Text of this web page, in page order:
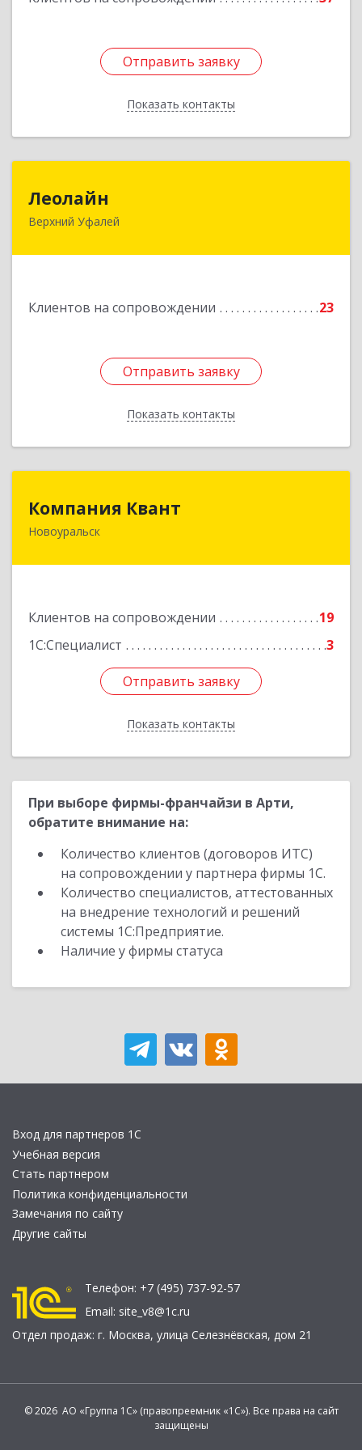
Отправить заявку
Показать контакты
Отправить заявку
Назад
Леолайн
Верхний Уфалей
Клиентов на сопровождении 23
Отправить заявку
Показать контакты
456800, Челябинская обл, Верхний Уфалей г,
Отправить заявку
Назад
Компания Квант
Новоуральск
Клиентов на сопровождении
19
1С:Специалист
3
Отправить заявку
Показать контакты
624130, Свердловская обл, Новоуральск г,
Отправить заявку
Назад
При выборе фирмы-франчайзи в Арти,
обратите внимание на:
Количество клиентов (договоров ИТС)
на сопровождении у партнера фирмы 1С.
Количество специалистов, аттестованных
на внедрение технологий и решений
системы 1С:Предприятие.
Наличие у фирмы статуса
Вход для партнеров 1С
Учебная версия
Стать партнером
Политика конфиденциальности
Замечания по сайту
Другие сайты
Телефон: +7 (495) 737-92-57
Email: site_v8@1c.ru
Отдел продаж: г. Москва, улица Селезнёвская, дом 21
© 2026 АО «Группа 1С» (правопреемник «1С»). Все права на сайт
защищены